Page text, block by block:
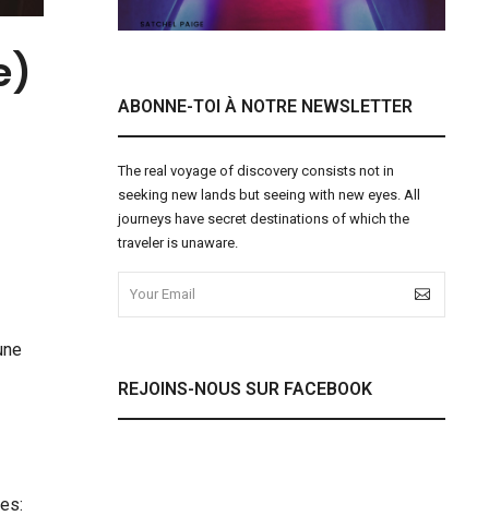
ABONNE-TOI À NOTRE NEWSLETTER
The real voyage of discovery consists not in
seeking new lands but seeing with new eyes. All
journeys have secret destinations of which the
traveler is unaware.
REJOINS-NOUS SUR FACEBOOK